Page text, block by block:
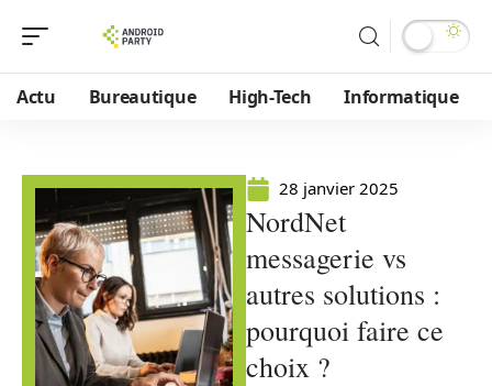
Actu Bureautique High-Tech Informatique
28 janvier 2025
NordNet
messagerie vs
autres solutions :
pourquoi faire ce
choix ?